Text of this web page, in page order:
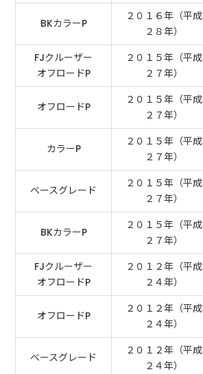
BKカラーP
２０１６年（平成
２８年）
FJクルーザー
オフロードP
２０１５年（平成
２７年）
オフロードP
２０１５年（平成
２７年）
カラーP
２０１５年（平成
２７年）
ベースグレード
２０１５年（平成
２７年）
BKカラーP
２０１５年（平成
２７年）
FJクルーザー
オフロードP
２０１２年（平成
２４年）
オフロードP
２０１２年（平成
２４年）
ベースグレード
２０１２年（平成
２４年）